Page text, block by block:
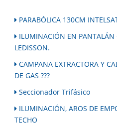
PARABÓLICA 130CM
ILUMINACIÓN EN PANTALÁN
LEDISSON.
CAMPANA EXTRACTORA Y
DE GAS ???
Seccionador Trifásico
ILUMINACIÓN, AROS DE
TECHO